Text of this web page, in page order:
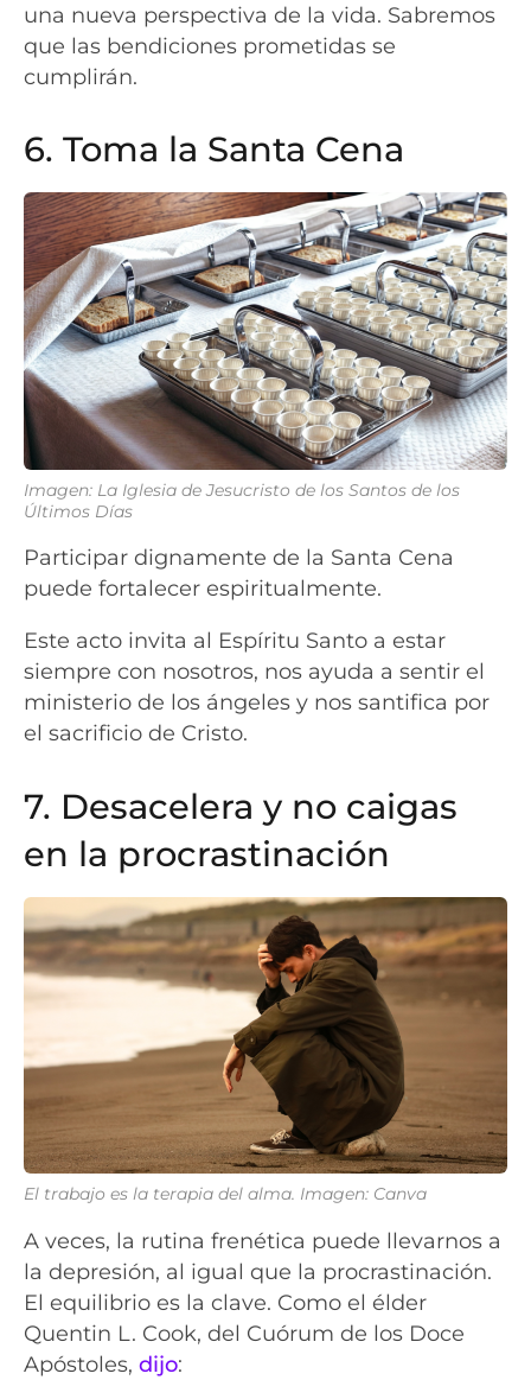
una nueva perspectiva de la vida. Sabremos
que las bendiciones prometidas se
cumplirán.
6. Toma la Santa Cena
Imagen: La Iglesia de Jesucristo de los Santos de los
Últimos Días
Participar dignamente de la Santa Cena
puede fortalecer espiritualmente.
Este acto invita al Espíritu Santo a estar
siempre con nosotros, nos ayuda a sentir el
ministerio de los ángeles y nos santifica por
el sacrificio de Cristo.
7. Desacelera y no caigas
en la procrastinación
El trabajo es la terapia del alma. Imagen: Canva
A veces, la rutina frenética puede llevarnos a
la depresión, al igual que la procrastinación.
El equilibrio es la clave. Como el élder
Quentin L. Cook, del Cuórum de los Doce
Apóstoles, dijo: